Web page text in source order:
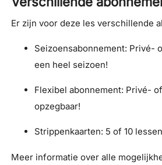
Er zijn voor deze les verschillende
Seizoensabonnement: Privé-
een heel seizoen!
Flexibel abonnement: Privé-
opzegbaar!
Strippenkaarten: 5 of 10
Meer informatie over alle